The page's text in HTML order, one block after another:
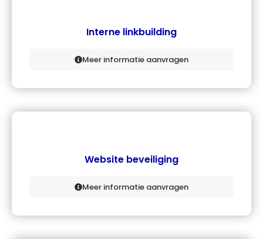
Interne linkbuilding
Meer informatie aanvragen
Website beveiliging
Meer informatie aanvragen